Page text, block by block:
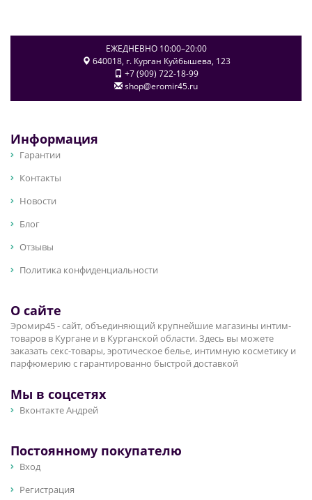
ЕЖЕДНЕВНО 10:00–20:00
640018, г. Курган Куйбышева, 123
+7 (909) 722-18-99
shop@eromir45.ru
Информация
Гарантии
Контакты
Новости
Блог
Отзывы
Политика конфиденциальности
О сайте
Эромир45 - сайт, объединяющий крупнейшие магазины интим-
товаров в Кургане и в Курганской области. Здесь вы можете
заказать секс-товары, эротическое белье, интимную косметику и
парфюмерию с гарантированно быстрой доставкой
Мы в соцсетях
Вконтакте Андрей
Постоянному покупателю
Вход
Регистрация